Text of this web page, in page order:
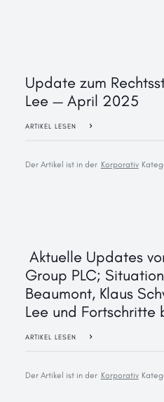
Update zum
Lee — April 2025
ARTIKEL LESEN
Der Artikel ist in der Korporativ
Aktuelle Updates
Group PLC;
Beaumont, Klaus
Lee und Fortschritte
ARTIKEL LESEN
Der Artikel ist in der Korporativ